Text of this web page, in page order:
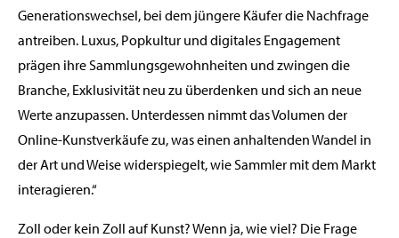
Generationswechsel, bei dem jüngere Käufer die Nachfrage
antreiben. Luxus, Popkultur und digitales Engagement
prägen ihre Sammlungsgewohnheiten und zwingen die
Branche, Exklusivität neu zu überdenken und sich an neue
Werte anzupassen. Unterdessen nimmt das Volumen der
Online-Kunstverkäufe zu, was einen anhaltenden Wandel in
der Art und Weise widerspiegelt, wie Sammler mit dem Markt
interagieren.“
Zoll oder kein Zoll auf Kunst? Wenn ja, wie viel? Die Frage